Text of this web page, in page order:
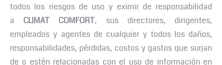
todos los riesgos de uso y eximir de responsabilidad
a CLIMAT COMFORT, sus directores, dirigentes,
empleados y agentes de cualquier y todos los daños,
responsabilidades, pérdidas, costos y gastos que surjan
de o estén relacionadas con el uso de información en